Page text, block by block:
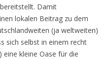
Damit
lokalen Beitrag zu dem
(ja weltweiten)
sich selbst in einem recht
eine kleine Oase für die